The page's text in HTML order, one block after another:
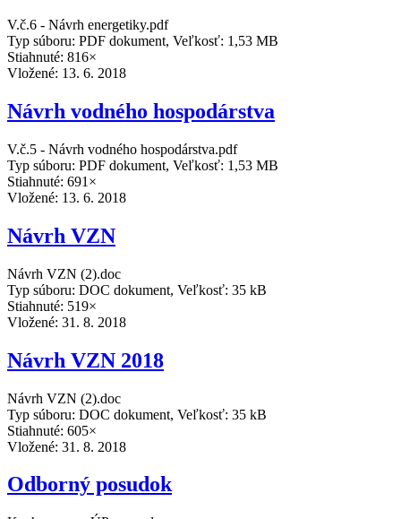
V.č.6 - Návrh energetiky.pdf
Typ súboru: PDF dokument, Veľkosť: 1,53 MB
Stiahnuté: 816×
Vložené: 13. 6. 2018
Návrh vodného hospodárstva
V.č.5 - Návrh vodného hospodárstva.pdf
Typ súboru: PDF dokument, Veľkosť: 1,53 MB
Stiahnuté: 691×
Vložené: 13. 6. 2018
Návrh VZN
Návrh VZN (2).doc
Typ súboru: DOC dokument, Veľkosť: 35 kB
Stiahnuté: 519×
Vložené: 31. 8. 2018
Návrh VZN 2018
Návrh VZN (2).doc
Typ súboru: DOC dokument, Veľkosť: 35 kB
Stiahnuté: 605×
Vložené: 31. 8. 2018
Odborný posudok